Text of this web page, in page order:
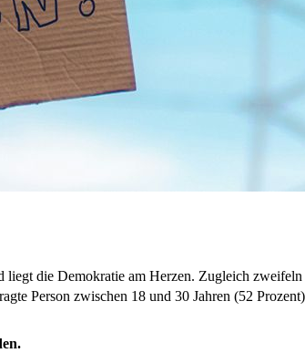
die Demokratie am Herzen. Zugleich
Person zwischen 18 und 30 Jahren (52